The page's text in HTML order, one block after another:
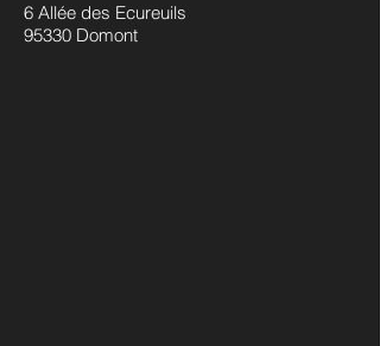
6 Allée des Ecureuils
95330 Domont